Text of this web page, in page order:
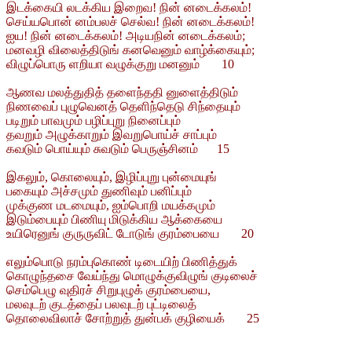
இடக்கையி லடக்கிய இறைவ! நின் னடைக்கலம்!
செய்யபொன் னம்பலச் செல்வ! நின் னடைக்கலம்!
ஐய! நின் னடைக்கலம்! அடியநின் னடைக்கலம்;
மனவழி விலைத்திடுங் கனவெனும் வாழ்க்கையும்;
விழுப்பொரு ளறியா வழுக்குறு மனனும் 10
ஆணவ மலத்துதித் தளைந்ததி னுளைத்திடும்
நிணவைப் புழுவெனத் தெளிந்தெடு சிந்தையும்
படிறும் பாவமும் பழிப்புறு நினைப்பும்
தவறும் அழுக்காறும் இவறுபொய்ச் சாப்பும்
கவடும் பொய்யும் சுவடும் பெருஞ்சினம் 15
இகலும், கொலையும், இழிப்புறு புன்மையுங்
பகையும் அச்சமும் துணிவும் பனிப்பும்
முக்குண மடமையும், ஐம்பொறி மயக்கமும்
இடும்பையும் பிணியு மிடுக்கிய ஆக்கையை
உயிரெனுங் குருருவிட் டோடுங் குரம்பையை 20
எலும்பொடு நரம்புகொண் டிடையிற் பிணித்துக்
கொழுந்தசை வேய்ந்து மொழுக்குவிழுங் குடிலைச்
செம்பெழு வுதிரச் சிறுபுழுக் குரம்பையை,
மலவுடற் குடத்தைப் பலவுடற் புட்டிலைத்
தொலைவிலாச் சோற்றுத் துன்பக் குழியைக் 25